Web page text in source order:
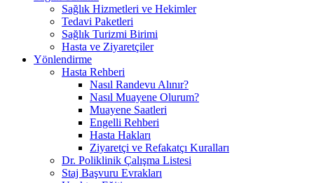
Sağlık Hizmetleri ve Hekimler
Tedavi Paketleri
Sağlık Turizmi Birimi
Hasta ve Ziyaretçiler
Yönlendirme
Hasta Rehberi
Nasıl Randevu Alınır?
Nasıl Muayene Olurum?
Muayene Saatleri
Engelli Rehberi
Hasta Hakları
Ziyaretçi ve Refakatçı Kuralları
Dr. Poliklinik Çalışma Listesi
Staj Başvuru Evrakları